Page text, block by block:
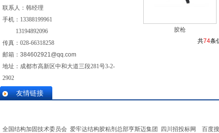
联系人：韩经理
手机： 13388199961
13194892096
传真：028-66318258
邮箱： 384602921@qq.com
地址：成都市高新区中和大道三段281号3-2-
2902
胶枪
共74条
友情链接
全国结构加固技术委员会 爱牢达结构胶粘剂总部亨斯迈集团 四川招投标网 百度